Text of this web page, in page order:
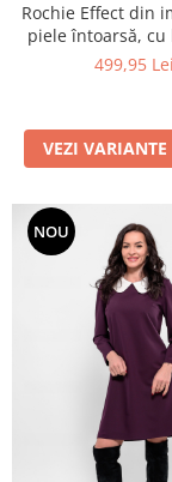
Rochie Effect din
piele întoarsă,
florală si croi
499,95 Lei
VEZI VARIANTE
NOU